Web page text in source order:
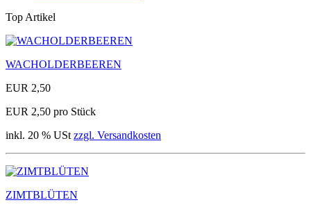
Top Artikel
WACHOLDERBEEREN
EUR 2,50
EUR 2,50 pro Stück
inkl. 20 % USt zzgl. Versandkosten
ZIMTBLÜTEN